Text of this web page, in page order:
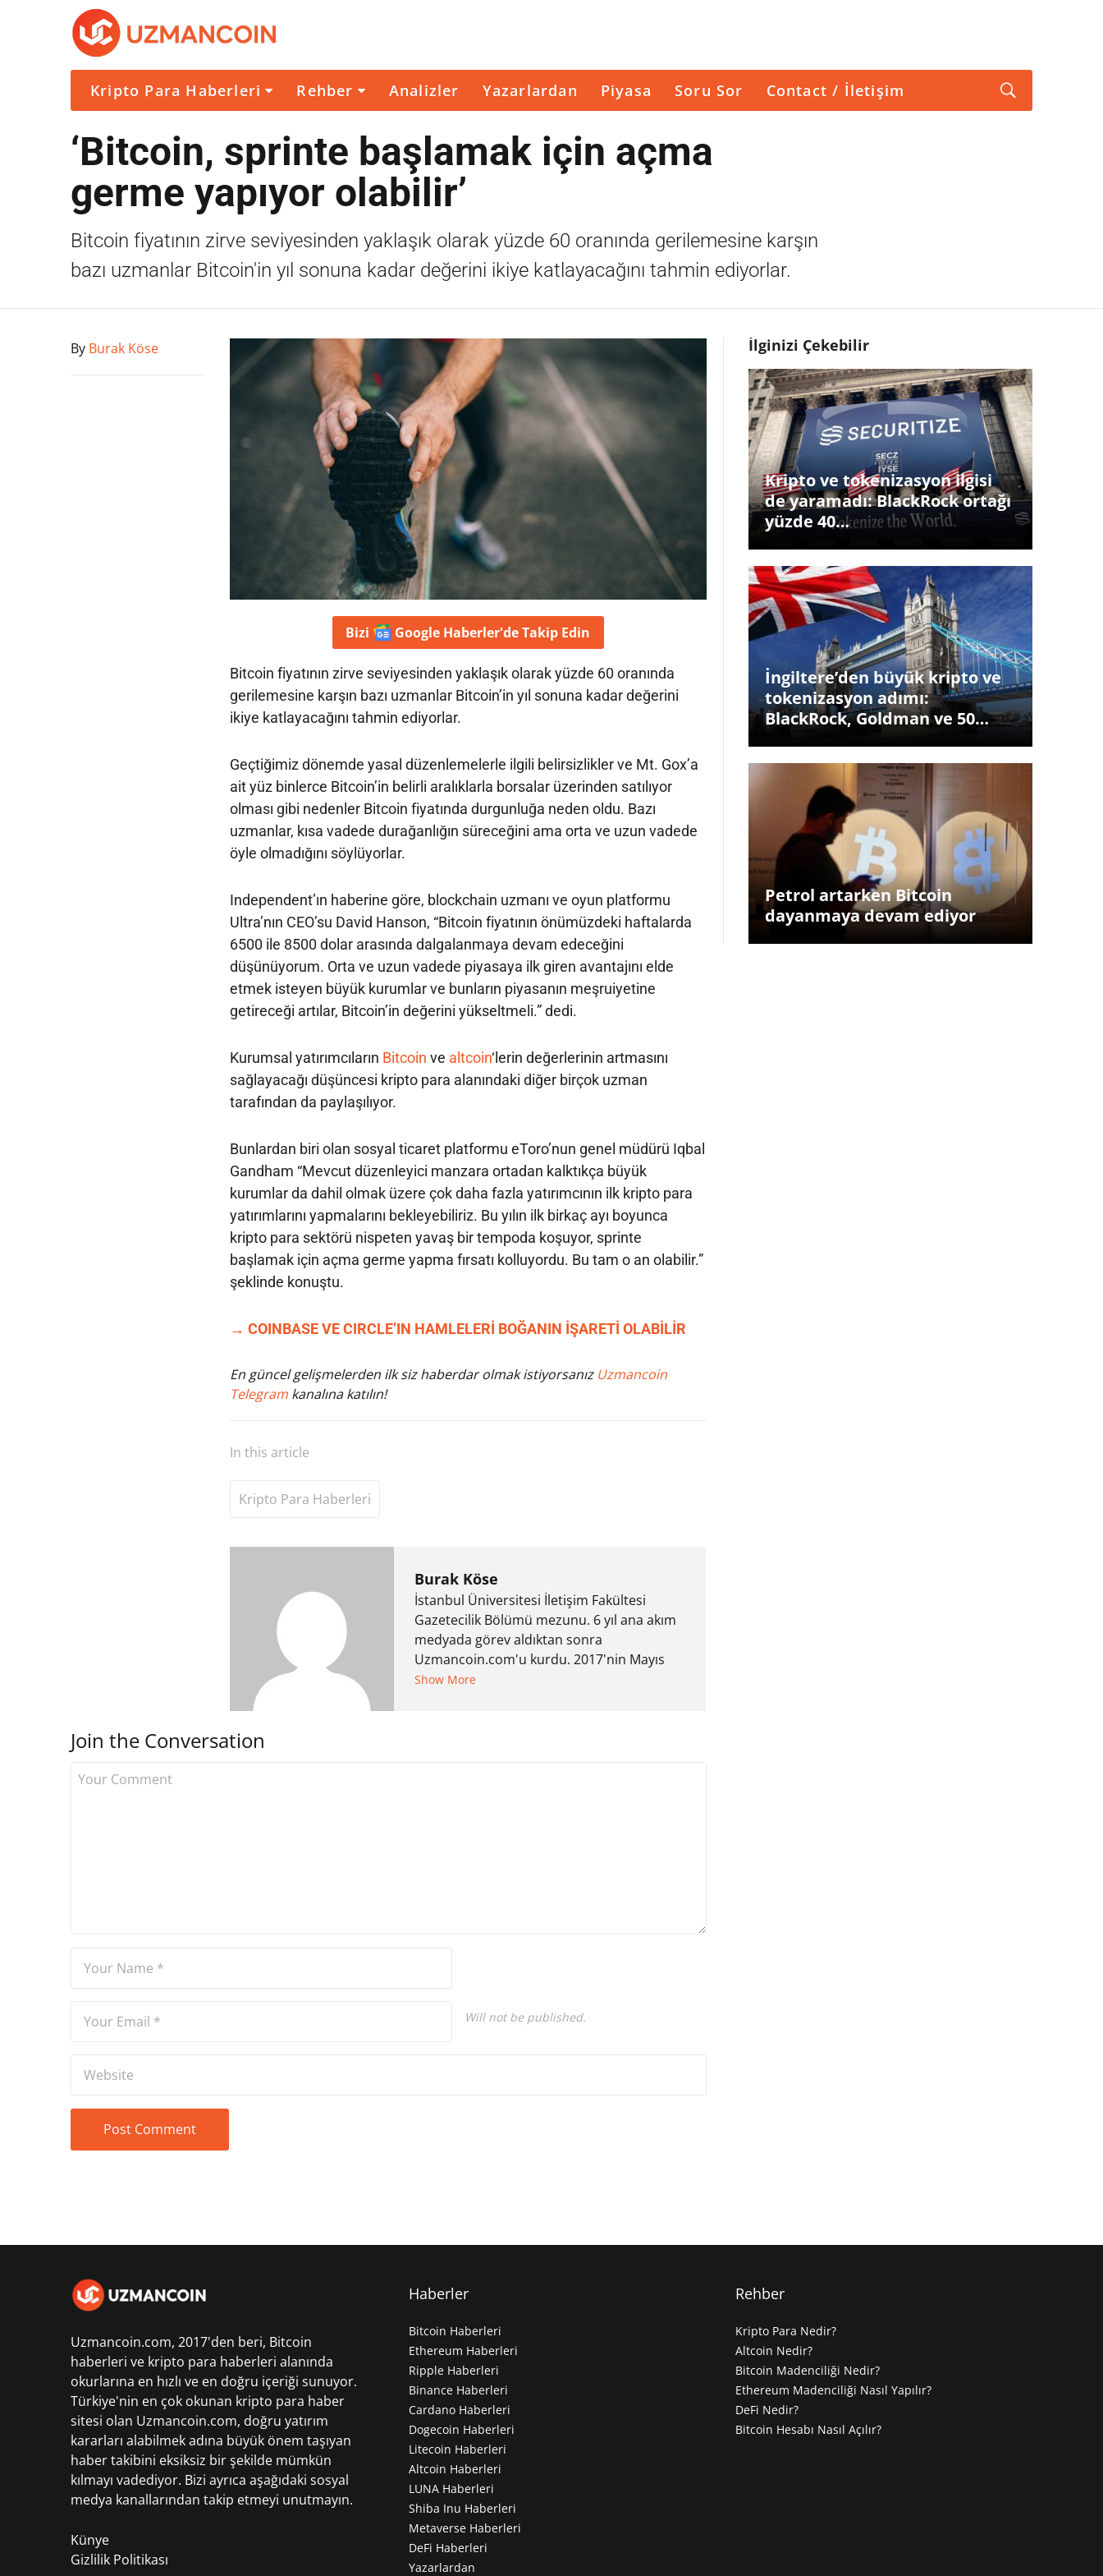
Kripto Para Haberleri Rehber Analizler Yazarlardan Piyasa Soru Sor Contact / İletişim
‘Bitcoin, sprinte başlamak için açma
germe yapıyor olabilir’
Bitcoin fiyatının zirve seviyesinden yaklaşık olarak yüzde 60 oranında gerilemesine karşın
bazı uzmanlar Bitcoin'in yıl sonuna kadar değerini ikiye katlayacağını tahmin ediyorlar.
By Burak Köse
Bizi Google Haberler'deTakip Edin
Bitcoin fiyatının zirve seviyesinden yaklaşık olarak yüzde 60 oranında
gerilemesine karşın bazı uzmanlar Bitcoin’in yıl sonuna kadar değerini
ikiye katlayacağını tahmin ediyorlar.
Geçtiğimiz dönemde yasal düzenlemelerle ilgili belirsizlikler ve Mt. Gox’a
ait yüz binlerce Bitcoin’in belirli aralıklarla borsalar üzerinden satılıyor
olması gibi nedenler Bitcoin fiyatında durgunluğa neden oldu. Bazı
uzmanlar, kısa vadede durağanlığın süreceğini ama orta ve uzun vadede
öyle olmadığını söylüyorlar.
Independent’ın haberine göre, blockchain uzmanı ve oyun platformu
Ultra’nın CEO’su David Hanson, “Bitcoin fiyatının önümüzdeki haftalarda
6500 ile 8500 dolar arasında dalgalanmaya devam edeceğini
düşünüyorum. Orta ve uzun vadede piyasaya ilk giren avantajını elde
etmek isteyen büyük kurumlar ve bunların piyasanın meşruiyetine
getireceği artılar, Bitcoin’in değerini yükseltmeli.” dedi.
Kurumsal yatırımcıların Bitcoin ve altcoin‘lerin değerlerinin artmasını
sağlayacağı düşüncesi kripto para alanındaki diğer birçok uzman
tarafından da paylaşılıyor.
Bunlardan biri olan sosyal ticaret platformu eToro’nun genel müdürü Iqbal
Gandham “Mevcut düzenleyici manzara ortadan kalktıkça büyük
kurumlar da dahil olmak üzere çok daha fazla yatırımcının ilk kripto para
yatırımlarını yapmalarını bekleyebiliriz. Bu yılın ilk birkaç ayı boyunca
kripto para sektörü nispeten yavaş bir tempoda koşuyor, sprinte
başlamak için açma germe yapma fırsatı kolluyordu. Bu tam o an olabilir.”
şeklinde konuştu.
→ COINBASE VE CIRCLE’IN HAMLELERİ BOĞANIN İŞARETİ OLABİLİR
En güncel gelişmelerden ilk siz haberdar olmak istiyorsanız Uzmancoin
Telegram kanalına katılın!
In this article
Kripto Para Haberleri
Burak Köse
İstanbul Üniversitesi İletişim Fakültesi
Gazetecilik Bölümü mezunu. 6 yıl ana akım
medyada görev aldıktan sonra
Uzmancoin.com'u kurdu. 2017'nin Mayıs
ayından bu yana bilfiil kripto para
Show More
Join the Conversation
Will not be published.
İlginizi Çekebilir
Kripto ve tokenizasyon ilgisi
de yaramadı: BlackRock ortağı
yüzde 40…
İngiltere’den büyük kripto ve
tokenizasyon adımı:
BlackRock, Goldman ve 50…
Petrol artarken Bitcoin
dayanmaya devam ediyor
Uzmancoin.com, 2017'den beri, Bitcoin
haberleri ve kripto para haberleri alanında
okurlarına en hızlı ve en doğru içeriği sunuyor.
Türkiye'nin en çok okunan kripto para haber
sitesi olan Uzmancoin.com, doğru yatırım
kararları alabilmek adına büyük önem taşıyan
haber takibini eksiksiz bir şekilde mümkün
kılmayı vadediyor. Bizi ayrıca aşağıdaki sosyal
medya kanallarından takip etmeyi unutmayın.
Künye
Gizlilik Politikası
Haberler
Bitcoin Haberleri
Ethereum Haberleri
Ripple Haberleri
Binance Haberleri
Cardano Haberleri
Dogecoin Haberleri
Litecoin Haberleri
Altcoin Haberleri
LUNA Haberleri
Shiba Inu Haberleri
Metaverse Haberleri
DeFi Haberleri
Yazarlardan
Rehber
Kripto Para Nedir?
Altcoin Nedir?
Bitcoin Madenciliği Nedir?
Ethereum Madenciliği Nasıl Yapılır?
DeFi Nedir?
Bitcoin Hesabı Nasıl Açılır?